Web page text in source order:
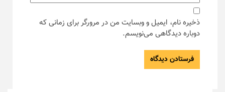
ذخیره نام، ایمیل و وبسایت من در مرورگر برای زمانی که
دوباره دیدگاهی می‌نویسم.